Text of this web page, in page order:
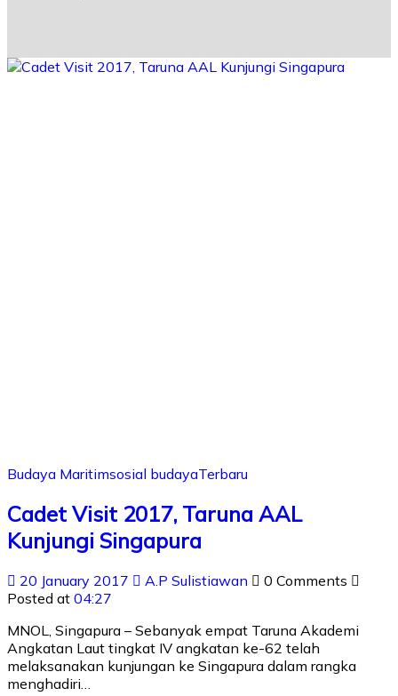
Budaya Maritimsosial budayaTerbaru
Cadet Visit 2017, Taruna AAL
Kunjungi Singapura
20 January 2017 A.P Sulistiawan
0 Comments
Posted at 04:27
MNOL, Singapura – Sebanyak empat Taruna Akademi
Angkatan Laut tingkat IV angkatan ke-62 telah
melaksanakan kunjungan ke Singapura dalam rangka
menghadiri…